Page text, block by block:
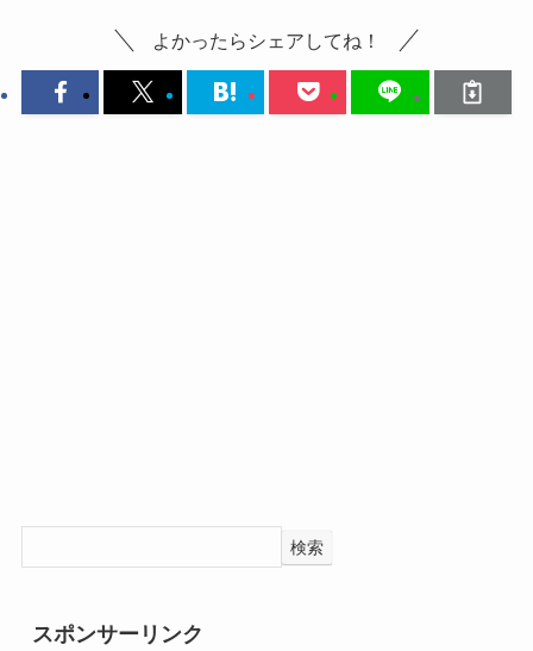
よかったらシェアしてね！
検索
スポンサーリンク